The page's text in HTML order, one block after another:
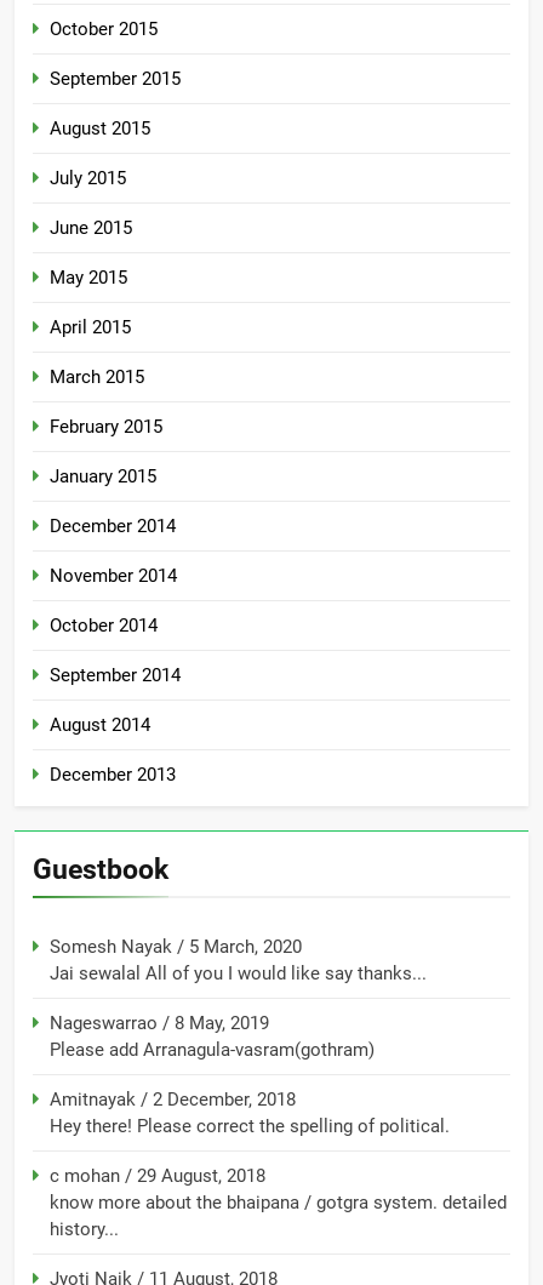
October 2015
September 2015
August 2015
July 2015
June 2015
May 2015
April 2015
March 2015
February 2015
January 2015
December 2014
November 2014
October 2014
September 2014
August 2014
December 2013
Guestbook
Somesh Nayak / 5 March, 2020
Jai sewalal All of you I would like say thanks...
Nageswarrao / 8 May, 2019
Please add Arranagula-vasram(gothram)
Amitnayak / 2 December, 2018
Hey there! Please correct the spelling of political.
c mohan / 29 August, 2018
know more about the bhaipana / gotgra system. detailed
history...
Jyoti Naik / 11 August, 2018